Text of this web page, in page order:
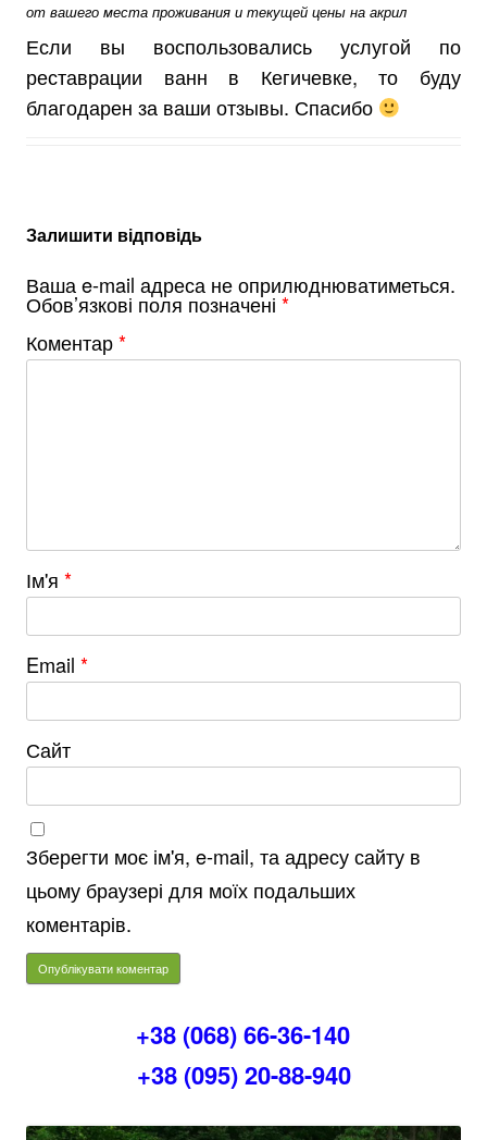
от вашего места проживания и текущей цены на акрил
Если вы воспользовались услугой по
реставрации ванн в Кегичевке, то буду
благодарен за ваши отзывы. Спасибо
Залишити відповідь
Ваша e-mail адреса не оприлюднюватиметься.
Обов’язкові поля позначені *
Коментар*
Ім'я *
Email *
Сайт
Зберегти моє ім'я, e-mail, та адресу сайту в
цьому браузері для моїх подальших
коментарів.
+38 (068) 66-36-140
+38 (095) 20-88-940